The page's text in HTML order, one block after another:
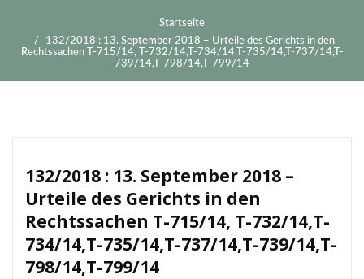
Startseite
132/2018 : 13. September 2018 – Urteile des Gerichts in den
Rechtssachen T-715/14, T-732/14,T-734/14,T-735/14,T-737/14,T-
739/14,T-798/14,T-799/14
132/2018 : 13. September 2018 –
Urteile des Gerichts in den
Rechtssachen T-715/14, T-732/14,T-
734/14,T-735/14,T-737/14,T-739/14,T-
798/14,T-799/14